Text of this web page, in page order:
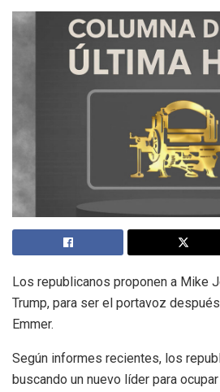
Los republicanos proponen a Mike
Trump, para ser el portavoz
Emmer.
Según informes recientes, los
buscando un nuevo líder para